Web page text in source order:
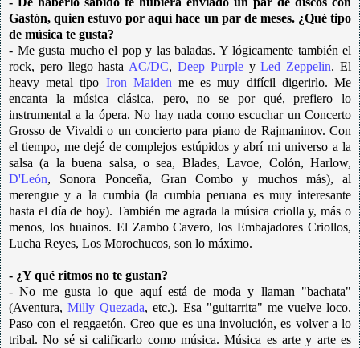
Gastón, quien estuvo por aquí hace un par de meses. ¿Qué tipo
de música te gusta?
- Me gusta mucho el pop y las baladas. Y lógicamente también el
rock, pero llego hastaAC/DC,Deep PurpleyLed Zeppelin. El
heavy metal tipo Iron Maidenme es muy difícil digerirlo. Me
encanta la música clásica, pero, no se por qué, prefiero lo
instrumental a la ópera. No hay nada como escuchar un Concerto
Grosso de Vivaldi o un concierto para piano de Rajmaninov. Con
el tiempo, me dejé de complejos estúpidos y abrí mi universo a la
salsa (a la buena salsa, o sea, Blades, Lavoe, Colón, Harlow,
D'León, Sonora Ponceña, Gran Combo y muchos más), al
merengue y a la cumbia (la cumbia peruana es muy interesante
hasta el día de hoy). También me agrada la música criolla y, más o
menos, los huainos. El Zambo Cavero, los Embajadores Criollos,
Lucha Reyes, Los Morochucos, son lo máximo.
- ¿Y qué ritmos no te gustan?
- No me gusta lo que aquí está de moda y llaman "bachata"
(Aventura,Milly Quezada, etc.). Esa "guitarrita" me vuelve loco.
Paso con el reggaetón. Creo que es una involución, es volver a lo
tribal. No sé si calificarlo como música. Música es arte y arte es